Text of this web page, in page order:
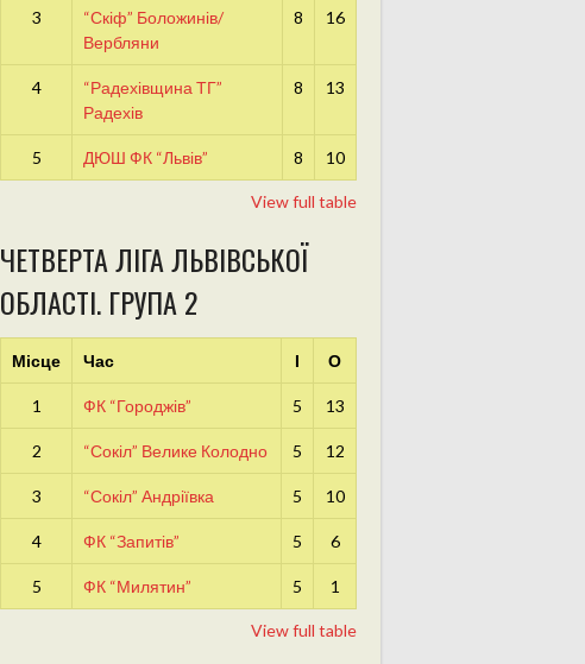
3
“Скіф” Боложинів/
Вербляни
8 16
4
“Радехівщина ТГ”
Радехів
8 13
5 ДЮШ ФК “Львів” 8 10
View full table
ЧЕТВЕРТА ЛІГА ЛЬВІВСЬКОЇ
ОБЛАСТІ. ГРУПА 2
Місце Час І О
1 ФК “Городжів” 5 13
2 “Сокіл” Велике Колодно 5 12
3 “Сокіл” Андріївка 5 10
4 ФК “Запитів” 5 6
5 ФК “Милятин” 5 1
View full table